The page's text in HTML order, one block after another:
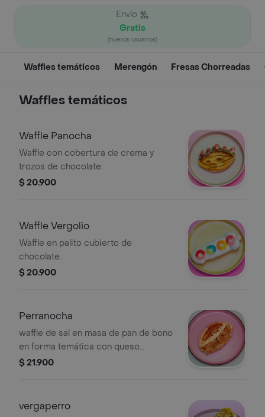
Envío
Gratis
(nuevos usuarios)
Waffles temáticos Merengón Fresas Chorreadas
Waffles temáticos
Waffle Panocha
Waffle con cobertura de crema y
trozos de chocolate.
$ 20.900
Waffle Vergolio
Waffle en palito cubierto de
chocolate.
$ 20.900
Perranocha
waffle de sal en masa de pan de bono
en forma temática con queso
cheddar, salchicha y papas.
$ 21.900
vergaperro